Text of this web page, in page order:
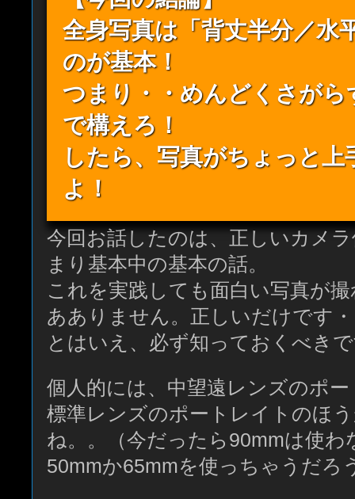
全身写真は「背丈半分／水
のが基本！
つまり・・めんどくさがら
で構えろ！
したら、写真がちょっと上
よ！
今回お話したのは、正しいカメ
まり基本中の基本の話。
これを実践しても面白い写真が
あありません。正しいだけです
とはいえ、必ず知っておくべき
個人的には、中望遠レンズのポ
標準レンズのポートレイトのほ
ね。。（今だったら90mmは使わ
50mmか65mmを使っちゃうだろ